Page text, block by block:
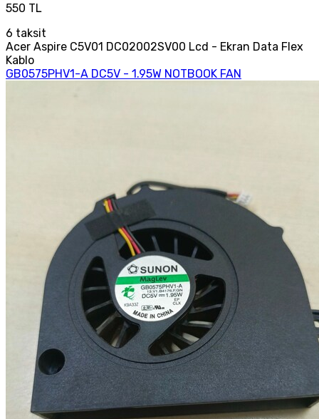
550 TL
6 taksit
Acer Aspire C5V01 DC02002SV00 Lcd - Ekran Data Flex
Kablo
GB0575PHV1-A DC5V - 1.95W NOTBOOK FAN